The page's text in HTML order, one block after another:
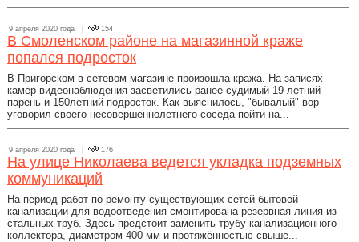
9 апреля 2020 года | 154
В Смоленском районе на магазинной краже
попался подросток
В Пригорском в сетевом магазине произошла кража. На записях
камер видеонаблюдения засветились ранее судимый 19-летний
парень и 150летний подросток. Как выяснилось, "бывалый" вор
уговорил своего несовершеннолетнего соседа пойти на...
9 апреля 2020 года | 176
На улице Николаева ведется укладка подземных
коммуникаций
На период работ по ремонту существующих сетей бытовой
канализации для водоотведения смонтирована резервная линия из
стальных труб. Здесь предстоит заменить трубу канализационного
коллектора, диаметром 400 мм и протяжённостью свыше...